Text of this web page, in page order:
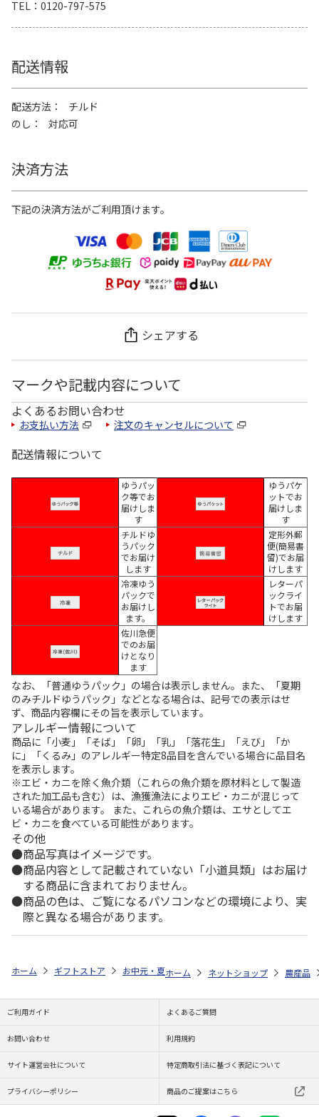
TEL
0120-797-575
配送情報
配送方法
チルド
のし
対応可
決済方法
下記の決済方法がご利用頂けます。
シェアする
マークや記載内容について
よくあるお問い合わせ
お支払い方法 注文のキャンセルについて
配送情報について
ゆうパッ
ク等でお
届けしま
す
ゆうパケ
ットでお
届けしま
す
チルドゆ
うパック
でお届け
します
定形外郵
便(簡易書
留)でお届
けします
冷凍ゆう
パックで
お届けし
ます。
レターパ
ックライ
トでお届
けします
佐川急便
でのお届
けとなり
ます
なお、「普通ゆうパック」の場合は表示しません。また、「夏期
のみチルドゆうパック」などとなる場合は、記号での表示はせ
ず、商品内容欄にその旨を表示しています。
アレルギー情報について
商品に「小麦」「そば」「卵」「乳」「落花生」「えび」「か
に」「くるみ」のアレルギー特定8品目を含んでいる場合に品目名
を表示します。
※エビ・カニを除く魚介類（これらの魚介類を原材料として製造
された加工品も含む）は、漁獲漁法によりエビ・カニが混じって
いる場合があります。 また、これらの魚介類は、エサとしてエ
ビ・カニを食べている可能性があります。
その他
商品写真はイメージです。
商品内容として記載されていない「小道具類」はお届け
する商品に含まれておりません。
商品の色は、ご覧になるパソコンなどの環境により、実
際と異なる場合があります。
ホーム ギフトストア お中元・夏ギフト特集 2026 ゆうゆうギフト
ホーム ネットショップ 農産品
ご利用ガイド よくあるご質問
お問い合わせ 利用規約
サイト運営会社について 特定商取引法に基づく表記について
プライバシーポリシー 商品のご提案はこちら